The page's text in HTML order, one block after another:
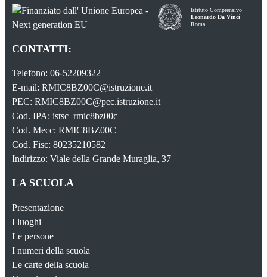
Istituto Comprensivo
Leonardo Da Vinci
Roma
CONTATTI:
Telefono: 06-52209322
E-mail: RMIC8BZ00C@istruzione.it
PEC: RMIC8BZ00C@pec.istruzione.it
Cod. IPA: istsc_rmic8bz00c
Cod. Mecc: RMIC8BZ00C
Cod. Fisc: 80235210582
Indirizzo: Viale della Grande Muraglia, 37
LA SCUOLA
Presentazione
I luoghi
Le persone
I numeri della scuola
Le carte della scuola